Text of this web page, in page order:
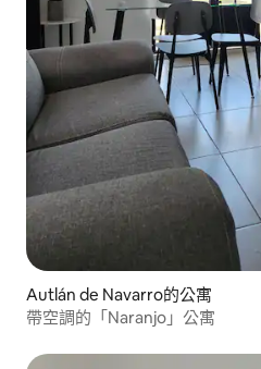
Autlán de Navarro的公寓
帶空調的「Naranjo」公寓